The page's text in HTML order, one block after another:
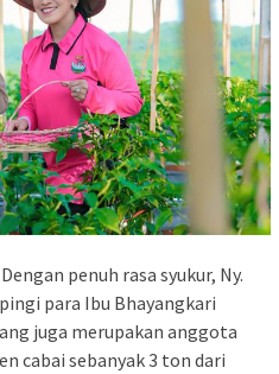
penuh rasa syukur, Ny.
para Ibu Bhayangkari
juga merupakan anggota
cabai sebanyak 3 ton dari